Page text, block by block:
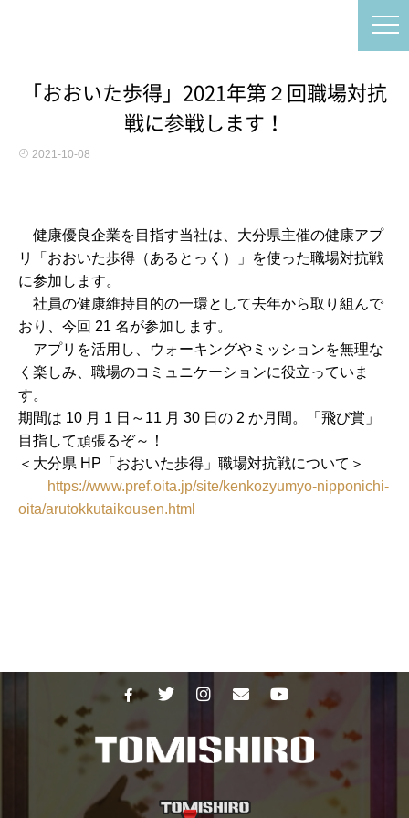
「おおいた歩得」2021年第２回職場対抗
戦に参戦します！
2021-10-08
健康優良企業を目指す当社は、大分県主催の健康アプ
リ「おおいた歩得（あるとっく）」を使った職場対抗戦
に参加します。
社員の健康維持目的の一環として去年から取り組んで
おり、今回 21 名が参加します。
アプリを活用し、ウォーキングやミッションを無理な
く楽しみ、職場のコミュニケーションに役立っていま
す。
期間は 10 月 1 日～11 月 30 日の 2 か月間。「飛び賞」
目指して頑張るぞ～！
＜大分県 HP「おおいた歩得」職場対抗戦について＞
https://www.pref.oita.jp/site/kenkozyumyo-nipponichi-
oita/arutokkutaikousen.html